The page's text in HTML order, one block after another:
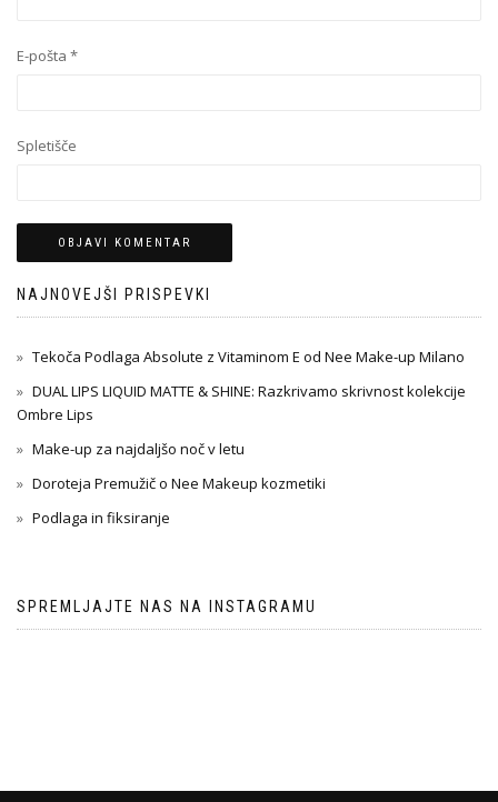
E-pošta *
Spletišče
NAJNOVEJŠI PRISPEVKI
Tekoča Podlaga Absolute z Vitaminom E od Nee Make-up Milano
DUAL LIPS LIQUID MATTE & SHINE: Razkrivamo skrivnost kolekcije
Ombre Lips
Make-up za najdaljšo noč v letu
Doroteja Premužič o Nee Makeup kozmetiki
Podlaga in fiksiranje
SPREMLJAJTE NAS NA INSTAGRAMU